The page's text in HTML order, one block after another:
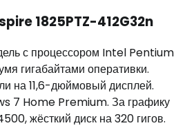
1825PTZ-412G32n
с процессором Intel Pentium
гигабайтами оперативки.
на 11,6-дюймовый дисплей.
7 Home Premium. За графику
жёсткий диск на 320 гигов.